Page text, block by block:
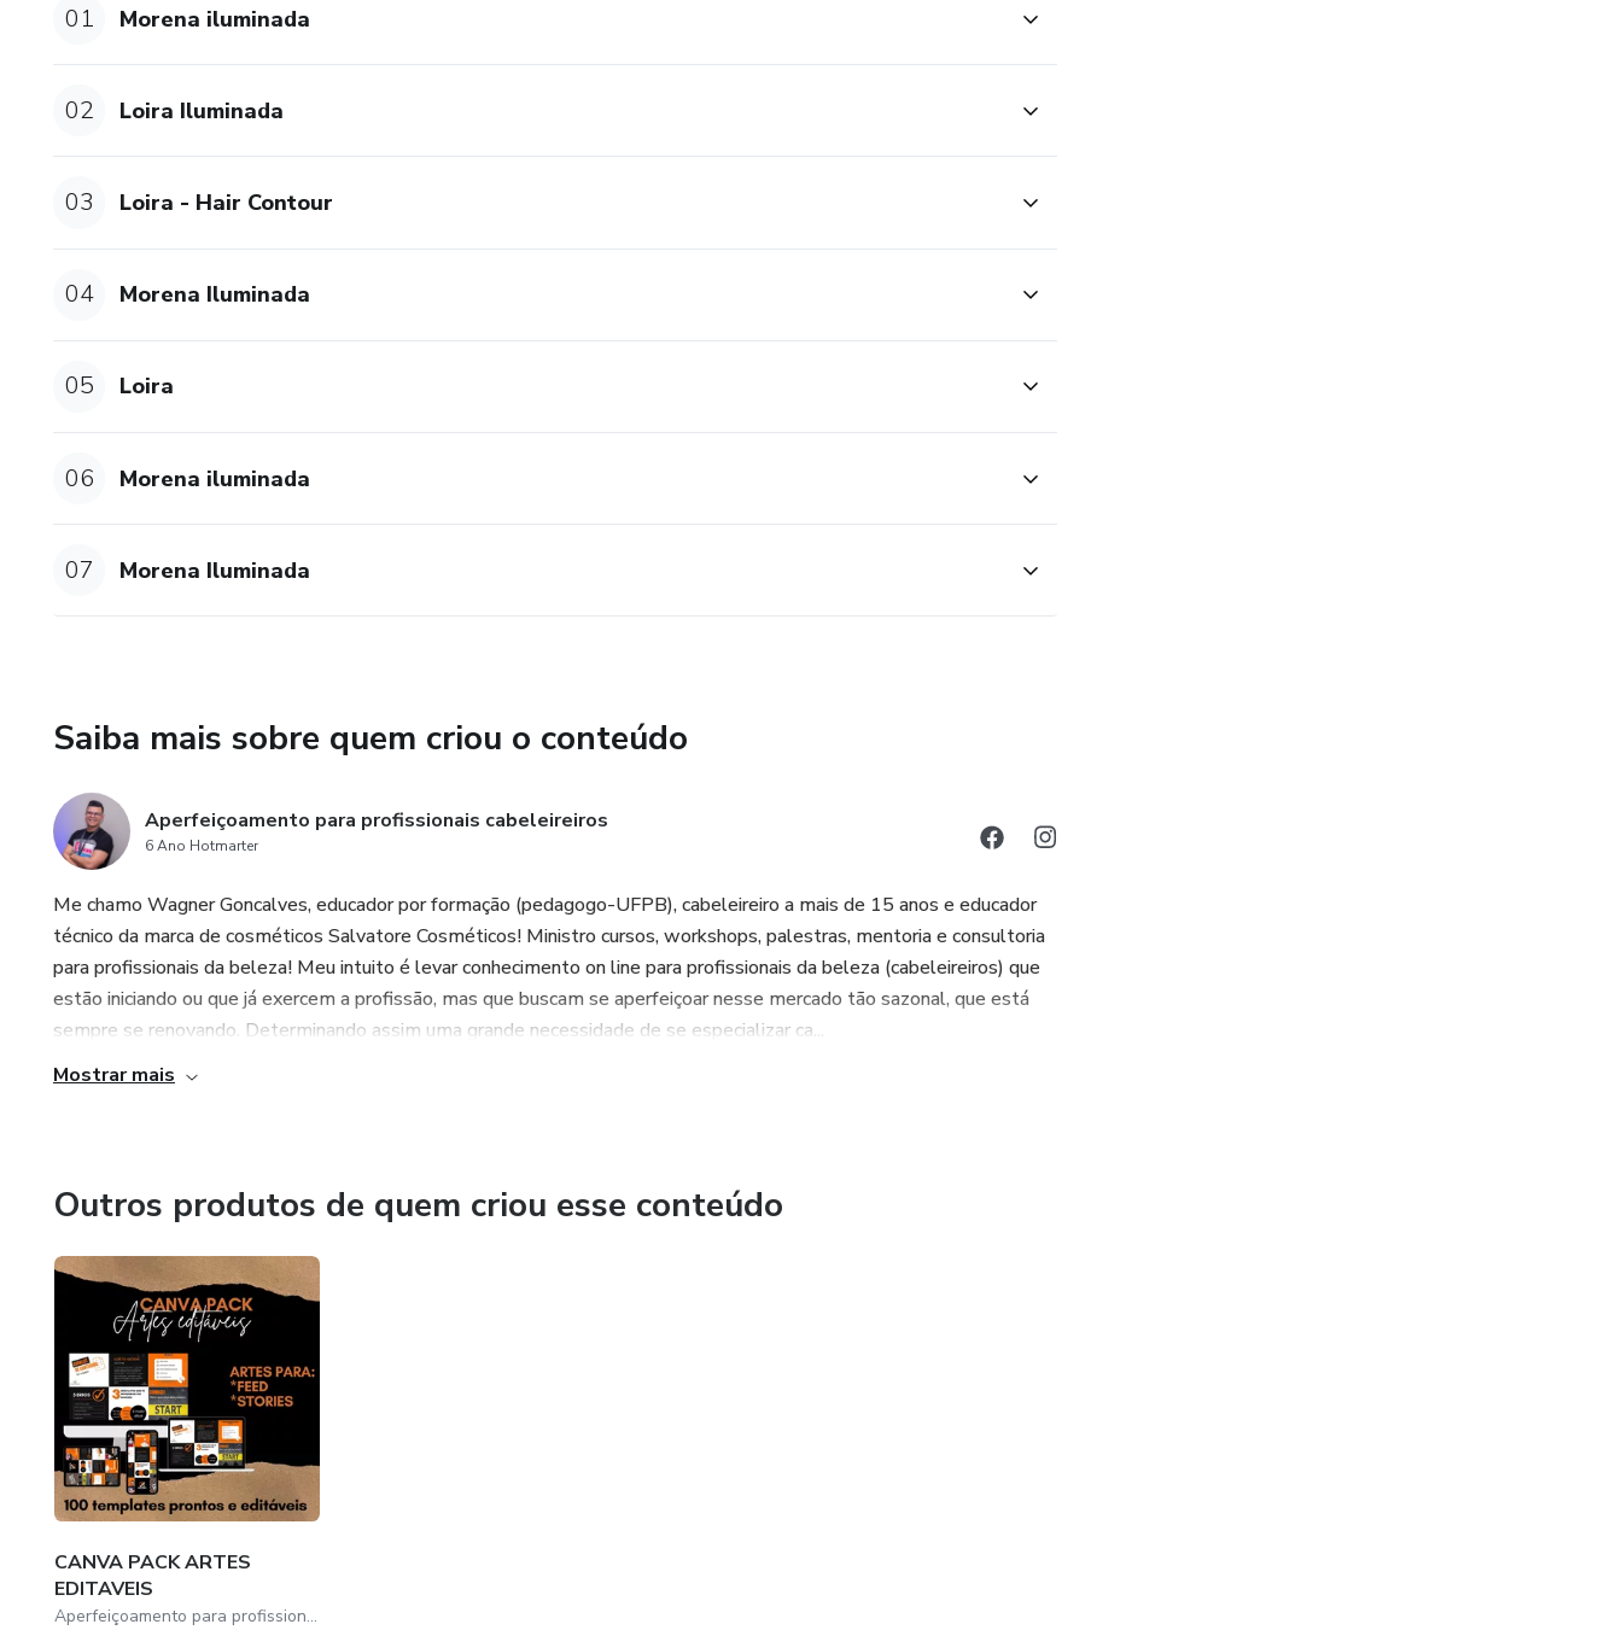
01 Morena iluminada
02 Loira Iluminada
03 Loira - Hair Contour
04 Morena Iluminada
05 Loira
06 Morena iluminada
07 Morena Iluminada
Saiba mais sobre quem criou o conteúdo
Aperfeiçoamento para profissionais cabeleireiros
6 Ano Hotmarter
Me chamo Wagner Goncalves, educador por formação (pedagogo-UFPB), cabeleireiro a mais de 15 anos e educador
técnico da marca de cosméticos Salvatore Cosméticos! Ministro cursos, workshops, palestras, mentoria e consultoria
para profissionais da beleza! Meu intuito é levar conhecimento on line para profissionais da beleza (cabeleireiros) que
estão iniciando ou que já exercem a profissão, mas que buscam se aperfeiçoar nesse mercado tão sazonal, que está
sempre se renovando. Determinando assim uma grande necessidade de se especializar ca...
Mostrar mais
Outros produtos de quem criou esse conteúdo
CANVA PACK ARTES
EDITAVEIS
Aperfeiçoamento para profissionais cabeleireiros